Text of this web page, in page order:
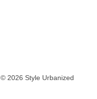
© 2026 Style Urbanized